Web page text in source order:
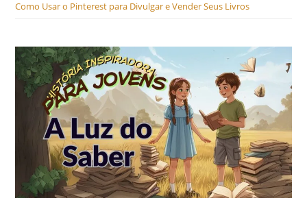
Como Usar o Pinterest para Divulgar e Vender Seus Livros